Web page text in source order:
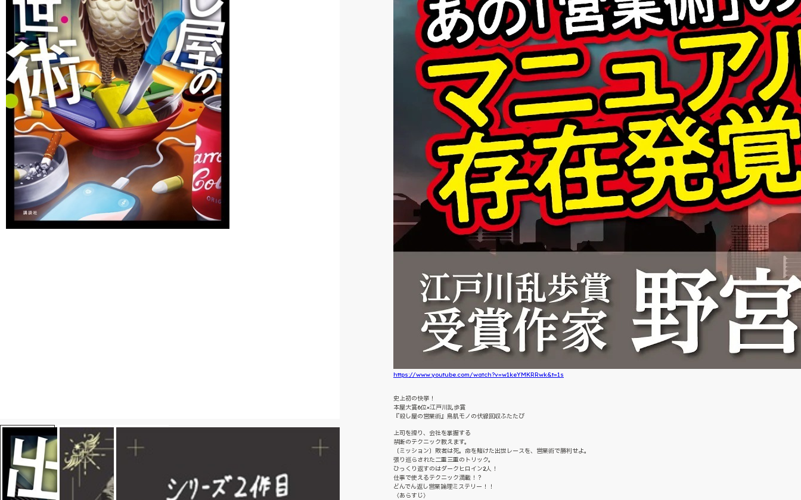
https://www.youtube.com/watch?v=w1keYMKRRwk&t=1s
史上初の快挙！
本屋大賞6位×江戸川乱歩賞
『殺し屋の営業術』鳥肌モノの伏線回収ふたたび
上司を操り、会社を掌握する
禁断のテクニック教えます。
〔ミッション〕敗者は死。命を賭けた出世レースを、営業術で勝利せよ。
張り巡らされた二重三重のトリック。
ひっくり返すのはダークヒロイン2人！
仕事で使えるテクニック満載！？
どんでん返し営業論理ミステリー！！
〈あらすじ〉